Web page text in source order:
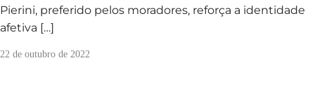
Pierini, preferido pelos moradores, reforça a identidade
afetiva […]
22 de outubro de 2022